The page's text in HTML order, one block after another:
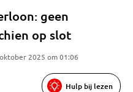
geen
op slot
2025 om 01:06
Hulp bij lezen